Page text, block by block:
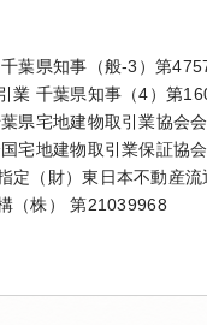
葉県知事（般-3）第
業 千葉県知事（4）第
県宅地建物取引業協会
宅地建物取引業保証協
定（財）東日本不動産流
（株） 第21039968